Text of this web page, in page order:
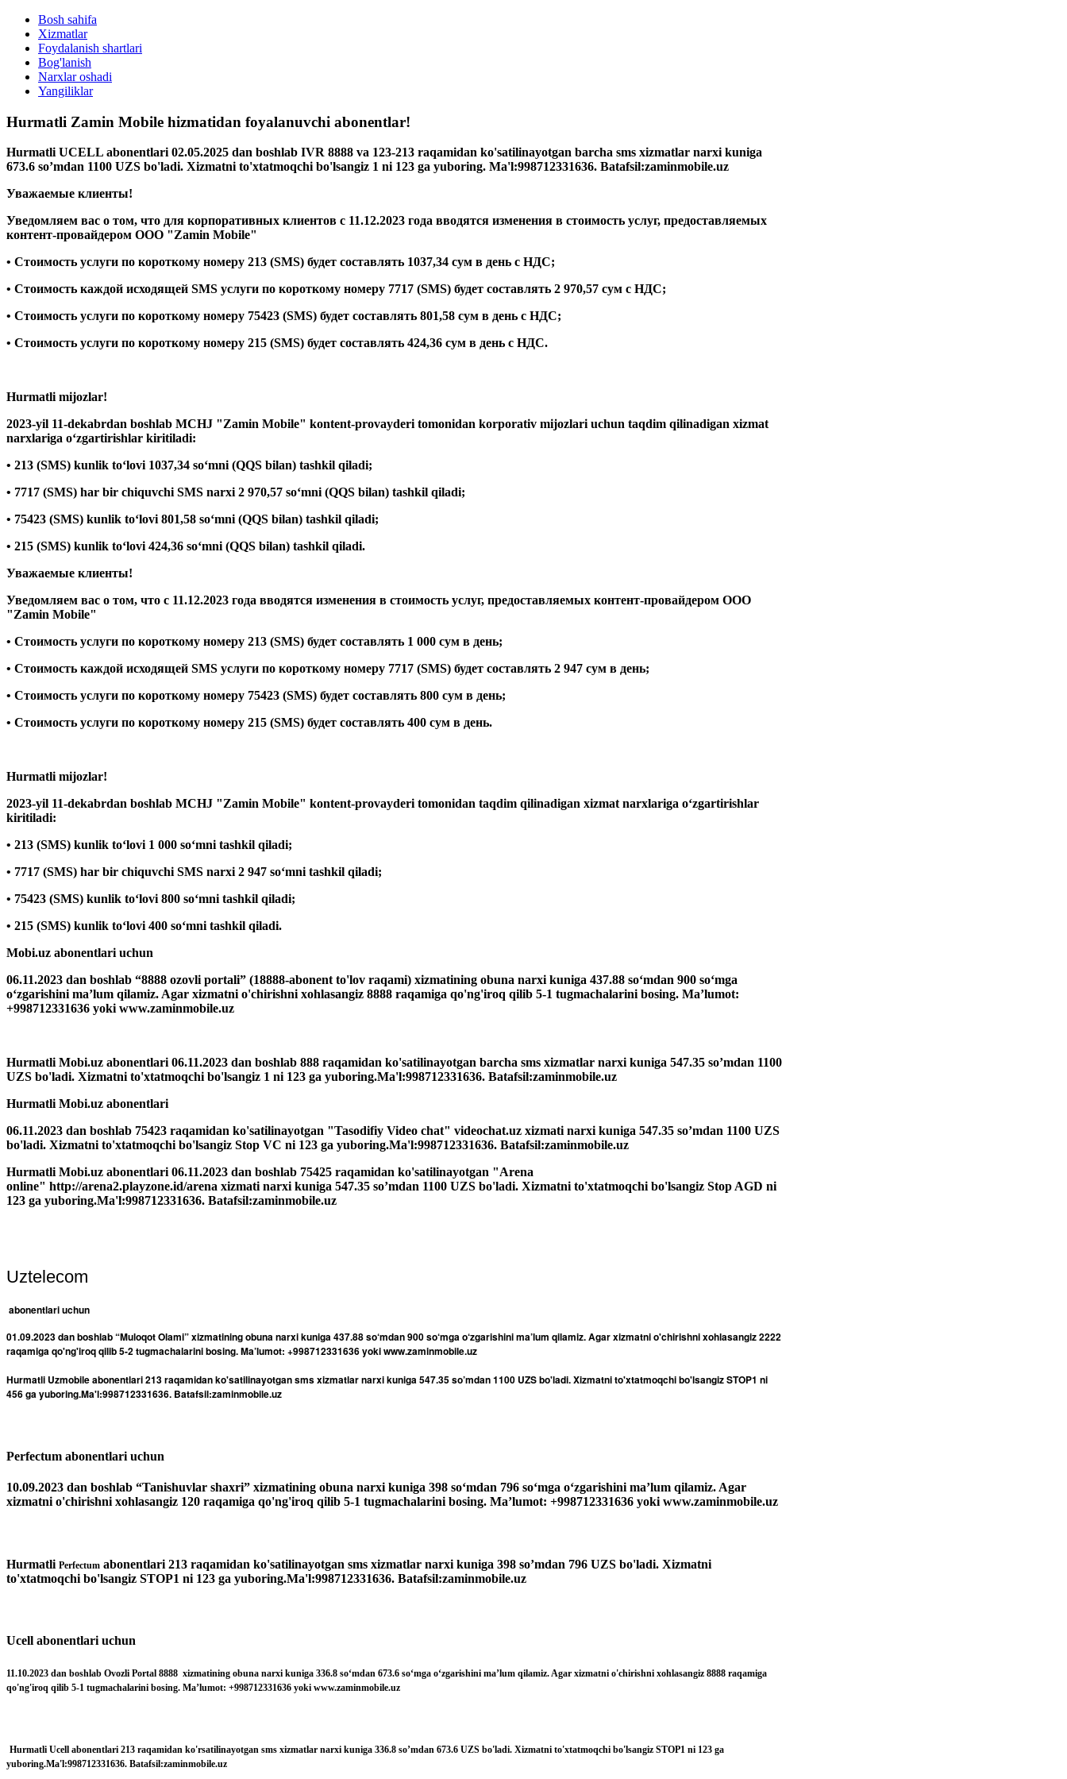
Bosh sahifa
Xizmatlar
Foydalanish shartlari
Bog'lanish
Narxlar oshadi
Yangiliklar
Hurmatli Zamin Mobile hizmatidan foyalanuvchi abonentlar!
Hurmatli UCELL abonentlari 02.05.2025 dan boshlab IVR 8888 va 123-213 raqamidan ko'satilinayotgan barcha sms xizmatlar narxi kuniga
673.6 so’mdan 1100 UZS bo'ladi. Xizmatni to'xtatmoqchi bo'lsangiz 1 ni 123 ga yuboring. Ma'l:998712331636. Batafsil:zaminmobile.uz
Уважаемые клиенты!
Уведомляем вас о том, что для корпоративных клиентов с 11.12.2023 года вводятся изменения в стоимость услуг, предоставляемых
контент-провайдером ООО "Zamin Mobile"
• Стоимость услуги по короткому номеру 213 (SMS) будет составлять 1037,34 сум в день с НДС;
• Стоимость каждой исходящей SMS услуги по короткому номеру 7717 (SMS) будет составлять 2 970,57 сум с НДС;
• Стоимость услуги по короткому номеру 75423 (SMS) будет составлять 801,58 сум в день с НДС;
• Стоимость услуги по короткому номеру 215 (SMS) будет составлять 424,36 сум в день с НДС.
Hurmatli mijozlar!
2023-yil 11-dekabrdan boshlab MCHJ "Zamin Mobile" kontent-provayderi tomonidan korporativ mijozlari uchun taqdim qilinadigan xizmat
narxlariga o‘zgartirishlar kiritiladi:
• 213 (SMS) kunlik to‘lovi 1037,34 so‘mni (QQS bilan) tashkil qiladi;
• 7717 (SMS) har bir chiquvchi SMS narxi 2 970,57 so‘mni (QQS bilan) tashkil qiladi;
• 75423 (SMS) kunlik to‘lovi 801,58 so‘mni (QQS bilan) tashkil qiladi;
• 215 (SMS) kunlik to‘lovi 424,36 so‘mni (QQS bilan) tashkil qiladi.
Уважаемые клиенты!
Уведомляем вас о том, что с 11.12.2023 года вводятся изменения в стоимость услуг, предоставляемых контент-провайдером ООО
"Zamin Mobile"
• Стоимость услуги по короткому номеру 213 (SMS) будет составлять 1 000 сум в день;
• Стоимость каждой исходящей SMS услуги по короткому номеру 7717 (SMS) будет составлять 2 947 сум в день;
• Стоимость услуги по короткому номеру 75423 (SMS) будет составлять 800 сум в день;
• Стоимость услуги по короткому номеру 215 (SMS) будет составлять 400 сум в день.
Hurmatli mijozlar!
2023-yil 11-dekabrdan boshlab MCHJ "Zamin Mobile" kontent-provayderi tomonidan taqdim qilinadigan xizmat narxlariga o‘zgartirishlar
kiritiladi:
• 213 (SMS) kunlik to‘lovi 1 000 so‘mni tashkil qiladi;
• 7717 (SMS) har bir chiquvchi SMS narxi 2 947 so‘mni tashkil qiladi;
• 75423 (SMS) kunlik to‘lovi 800 so‘mni tashkil qiladi;
• 215 (SMS) kunlik to‘lovi 400 so‘mni tashkil qiladi.
Mobi.uz abonentlari uchun
06.11.2023 dan boshlab “8888 ozovli portali” (18888-abonent to'lov raqami) xizmatining obuna narxi kuniga 437.88 so‘mdan 900 so‘mga
o‘zgarishini ma’lum qilamiz. Agar xizmatni o'chirishni xohlasangiz 8888 raqamiga qo'ng'iroq qilib 5-1 tugmachalarini bosing. Ma’lumot:
+998712331636 yoki www.zaminmobile.uz
Hurmatli Mobi.uz abonentlari 06.11.2023 dan boshlab 888 raqamidan ko'satilinayotgan barcha sms xizmatlar narxi kuniga 547.35 so’mdan 1100
UZS bo'ladi. Xizmatni to'xtatmoqchi bo'lsangiz 1 ni 123 ga yuboring.Ma'l:998712331636. Batafsil:zaminmobile.uz
Hurmatli Mobi.uz abonentlari
06.11.2023 dan boshlab 75423 raqamidan ko'satilinayotgan "Tasodifiy Video chat" videochat.uz xizmati narxi kuniga 547.35 so’mdan 1100 UZS
bo'ladi. Xizmatni to'xtatmoqchi bo'lsangiz Stop VC ni 123 ga yuboring.Ma'l:998712331636. Batafsil:zaminmobile.uz
Hurmatli Mobi.uz abonentlari 06.11.2023 dan boshlab 75425 raqamidan ko'satilinayotgan "Arena
online" http://arena2.playzone.id/arena xizmati narxi kuniga 547.35 so’mdan 1100 UZS bo'ladi. Xizmatni to'xtatmoqchi bo'lsangiz Stop AGD ni
123 ga yuboring.Ma'l:998712331636. Batafsil:zaminmobile.uz
Uztelecom
abonentlari uchun
01.09.2023 dan boshlab “Muloqot Olami” xizmatining obuna narxi kuniga 437.88 so‘mdan 900 so‘mga o‘zgarishini ma’lum qilamiz. Agar xizmatni o'chirishni xohlasangiz 2222
raqamiga qo'ng'iroq qilib 5-2 tugmachalarini bosing. Ma’lumot: +998712331636 yoki www.zaminmobile.uz
Hurmatli Uzmobile abonentlari 213 raqamidan ko'satilinayotgan sms xizmatlar narxi kuniga 547.35 so’mdan 1100 UZS bo'ladi. Xizmatni to'xtatmoqchi bo'lsangiz STOP1 ni
456 ga yuboring.Ma'l:998712331636. Batafsil:zaminmobile.uz
Perfectum abonentlari uchun
10.09.2023 dan boshlab “Tanishuvlar shaxri” xizmatining obuna narxi kuniga 398 so‘mdan 796 so‘mga o‘zgarishini ma’lum qilamiz. Agar
xizmatni o'chirishni xohlasangiz 120 raqamiga qo'ng'iroq qilib 5-1 tugmachalarini bosing. Ma’lumot: +998712331636 yoki www.zaminmobile.uz
Hurmatli Perfectum abonentlari 213 raqamidan ko'satilinayotgan sms xizmatlar narxi kuniga 398 so’mdan 796 UZS bo'ladi. Xizmatni
to'xtatmoqchi bo'lsangiz STOP1 ni 123 ga yuboring.Ma'l:998712331636. Batafsil:zaminmobile.uz
Ucell abonentlari uchun
11.10.2023 dan boshlab Ovozli Portal 8888 xizmatining obuna narxi kuniga 336.8 so‘mdan 673.6 so‘mga o‘zgarishini ma’lum qilamiz. Agar xizmatni o'chirishni xohlasangiz 8888 raqamiga
qo'ng'iroq qilib 5-1 tugmachalarini bosing. Ma’lumot: +998712331636 yoki www.zaminmobile.uz
Hurmatli Ucell abonentlari 213 raqamidan ko'rsatilinayotgan sms xizmatlar narxi kuniga 336.8 so’mdan 673.6 UZS bo'ladi. Xizmatni to'xtatmoqchi bo'lsangiz STOP1 ni 123 ga
yuboring.Ma'l:998712331636. Batafsil:zaminmobile.uz